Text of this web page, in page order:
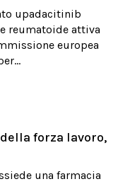
upadacitinib
reumatoide attiva
europea
forza lavoro,
una farmacia